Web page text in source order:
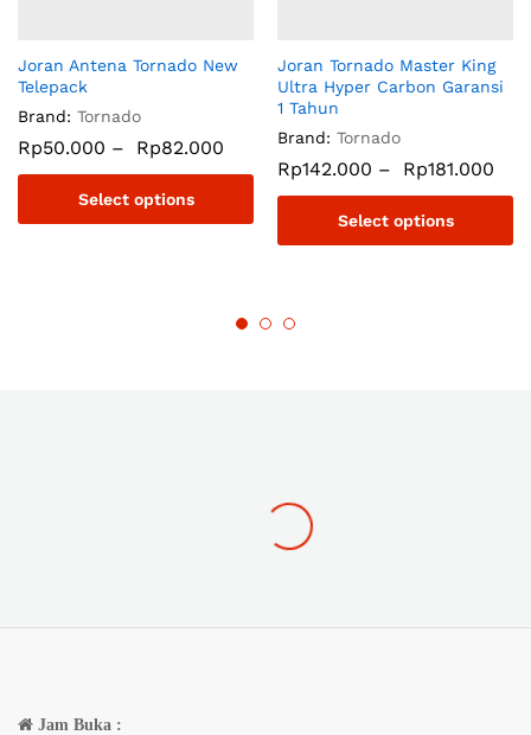
Joran Antena Tornado New
Telepack
Brand: Tornado
Rp50.000 – Rp82.000
Select options
Joran Tornado Master King
Ultra Hyper Carbon Garansi
1 Tahun
Brand: Tornado
Rp142.000 – Rp181.000
Select options
Jam Buka :